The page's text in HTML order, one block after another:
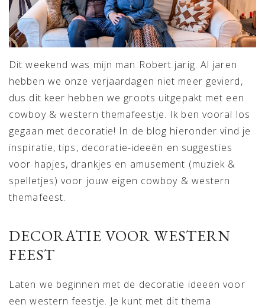
Dit weekend was mijn man Robert jarig. Al jaren
hebben we onze verjaardagen niet meer gevierd,
dus dit keer hebben we groots uitgepakt met een
cowboy & western themafeestje. Ik ben vooral los
gegaan met decoratie! In de blog hieronder vind je
inspiratie, tips, decoratie-ideeën en suggesties
voor hapjes, drankjes en amusement (muziek &
spelletjes) voor jouw eigen cowboy & western
themafeest.
DECORATIE VOOR WESTERN
FEEST
Laten we beginnen met de decoratie ideeën voor
een western feestje. Je kunt met dit thema